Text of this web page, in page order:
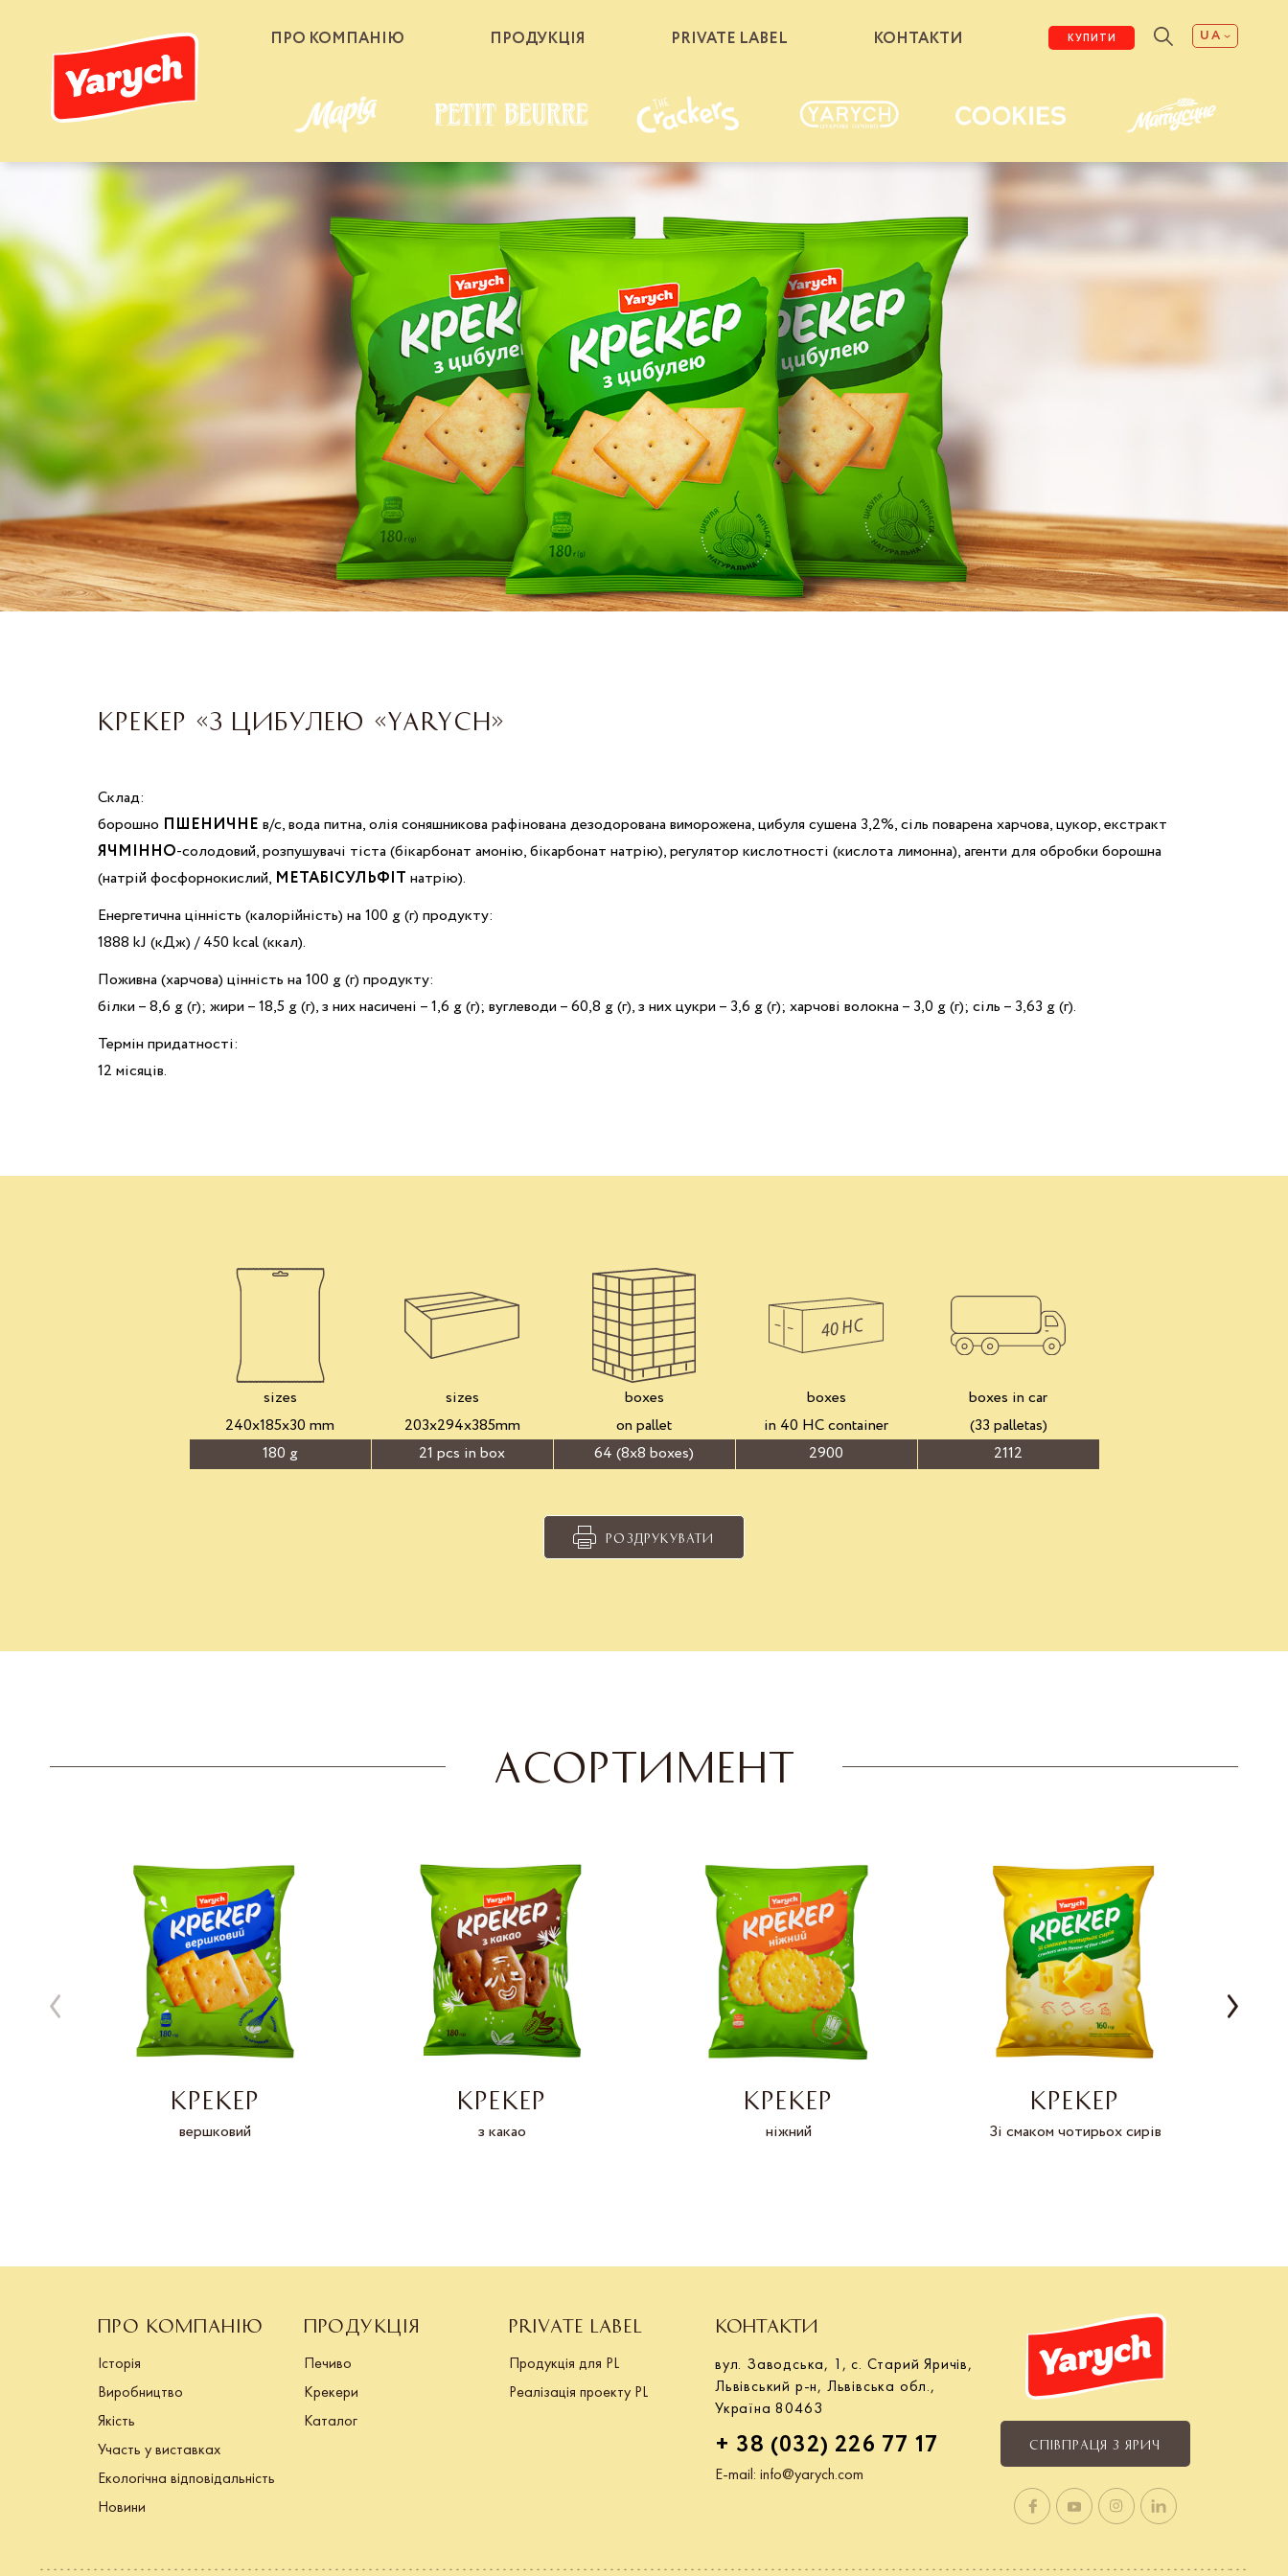
ПРО КОМПАНІЮ ПРОДУКЦІЯ PRIVATE LABEL КОНТАКТИ КУПИТИ UA
КРЕКЕР «З ЦИБУЛЕЮ «YARYCH»
Склад:
борошно ПШЕНИЧНЕ в/с, вода питна, олія соняшникова рафінована дезодорована виморожена, цибуля сушена 3,2%, сіль поварена харчова, цукор, екстракт
ЯЧМІННО-солодовий, розпушувачі тіста (бікарбонат амонію, бікарбонат натрію), регулятор кислотності (кислота лимонна), агенти для обробки борошна
(натрій фосфорнокислий, МЕТАБІСУЛЬФІТ натрію).
Енергетична цінність (калорійність) на 100 g (г) продукту:
1888 kJ (кДж) / 450 kcal (ккал).
Поживна (харчова) цінність на 100 g (г) продукту:
білки – 8,6 g (г); жири – 18,5 g (г), з них насичені – 1,6 g (г); вуглеводи – 60,8 g (г), з них цукри – 3,6 g (г); харчові волокна – 3,0 g (г); сіль – 3,63 g (г).
Термін придатності:
12 місяців.
sizes
240x185x30 mm
180 g
sizes
203x294x385mm
21 pcs in box
boxes
on pallet
64 (8x8 boxes)
boxes
in 40 HC container
2900
boxes in car
(33 palletas)
2112
РОЗДРУКУВАТИ
АСОРТИМЕНТ
КРЕКЕР
вершковий
КРЕКЕР
з какао
КРЕКЕР
ніжний
КРЕКЕР
Зі смаком чотирьох сирів
ПРО КОМПАНІЮ
Історія
Виробництво
Якість
Участь у виставках
Екологічна відповідальність
Новини
ПРОДУКЦІЯ
Печиво
Крекери
Каталог
PRIVATE LABEL
Продукція для PL
Реалізація проекту PL
КОНТАКТИ
вул. Заводська, 1, с. Старий Яричів,
Львівський р-н, Львівська обл.,
Україна 80463
+ 38 (032) 226 77 17
E-mail:info@yarych.com
СПІВПРАЦЯ З ЯРИЧ